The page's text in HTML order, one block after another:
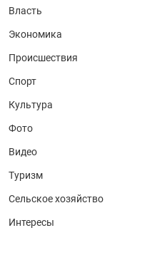
Власть
Экономика
Происшествия
Спорт
Культура
Фото
Видео
Туризм
Сельское хозяйство
Интересы